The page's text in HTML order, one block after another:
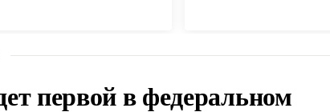
первой в федеральном